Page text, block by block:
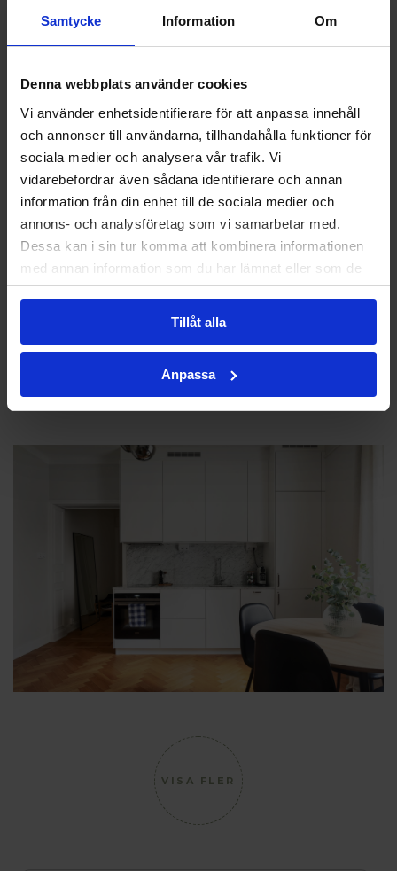
Samtycke Information Om
Denna webbplats använder cookies
Vi använder enhetsidentifierare för att anpassa innehåll
och annonser till användarna, tillhandahålla funktioner för
sociala medier och analysera vår trafik. Vi
vidarebefordrar även sådana identifierare och annan
information från din enhet till de sociala medier och
annons- och analysföretag som vi samarbetar med.
Dessa kan i sin tur komma att kombinera informationen
med annan information som du har lämnat eller som de
har samlat in när du har använt deras tjänster.
Tillåt alla
Anpassa
Slutpris:
4 500 000 kr
Våning:1 av
Balkong:Nej
Hiss:Ja
Upplåtelseform:
Lägenhet
Andelstal:1.60189%
Dokument
VISA FLER